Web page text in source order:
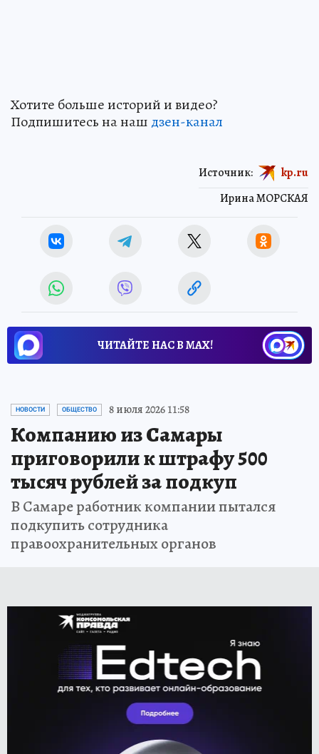
Хотите больше историй и видео?
Подпишитесь на наш дзен-канал
Ирина МОРСКАЯ
Источник: kp.ru
ЧИТАЙТЕ НАС В МАХ!
НОВОСТИ ОБЩЕСТВО 8 июля 2026 11:58
Компанию из Самары
приговорили к штрафу 500
тысяч рублей за подкуп
В Самаре работник компании пытался
подкупить сотрудника
правоохранительных органов